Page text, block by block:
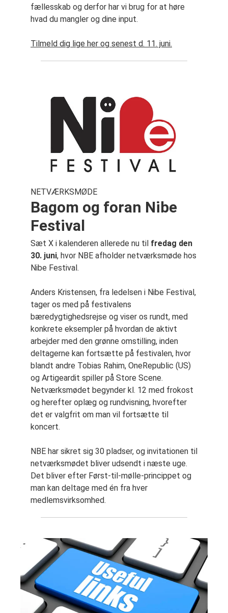
fællesskab og derfor har vi brug for at høre
hvad du mangler og dine input.
Tilmeld dig lige her og senest d. 11. juni.
NETVÆRKSMØDE
Bagom og foran Nibe
Festival
Sæt X i kalenderen allerede nu til fredag den
30. juni, hvor NBE afholder netværksmøde hos
Nibe Festival.
Anders Kristensen, fra ledelsen i Nibe Festival,
tager os med på festivalens
bæredygtighedsrejse og viser os rundt, med
konkrete eksempler på hvordan de aktivt
arbejder med den grønne omstilling, inden
deltagerne kan fortsætte på festivalen, hvor
blandt andre Tobias Rahim, OneRepublic (US)
og Artigeardit spiller på Store Scene.
Netværksmødet begynder kl. 12 med frokost
og herefter oplæg og rundvisning, hvorefter
det er valgfrit om man vil fortsætte til
koncert.
NBE har sikret sig 30 pladser, og invitationen til
netværksmødet bliver udsendt i næste uge.
Det bliver efter Først-til-mølle-princippet og
man kan deltage med én fra hver
medlemsvirksomhed.